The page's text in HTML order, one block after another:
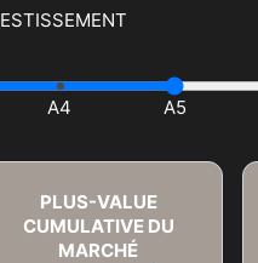
PLUS-VALUE
CUMULATIVE DU
MARCHÉ